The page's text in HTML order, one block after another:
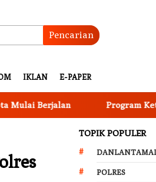
Pencarian
IKLAN E-PAPER
Berjalan Program
TOPIK POPULER
POLRES